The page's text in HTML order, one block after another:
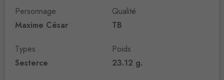
Personnage
Maxime César
Types
Sesterce
Qualité
TB
Poids
23.12 g.